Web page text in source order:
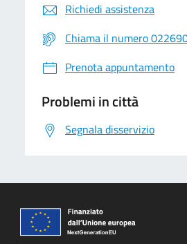
Richiedi assistenza
Chiama il numero
Prenota appuntamento
Problemi in città
Segnala disservizio